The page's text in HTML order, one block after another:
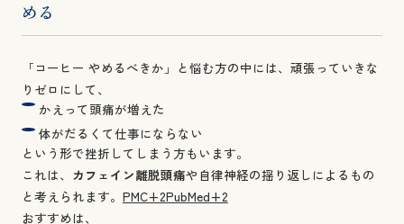
める
「コーヒー やめるべきか」と悩む方の中には、頑張っていきな
りゼロにして、
かえって頭痛が増えた
体がだるくて仕事にならない
という形で挫折してしまう方もいます。
これは、 カフェイン離脱頭痛や自律神経の揺り返しによるもの
と考えられます。 PMC+2PubMed+2
おすすめは、